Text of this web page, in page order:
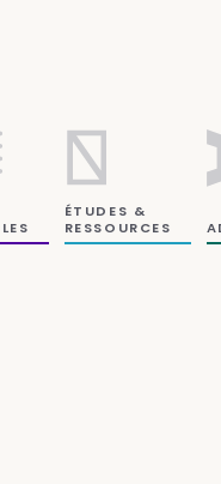
ÉTUDES &
RESSOURCES